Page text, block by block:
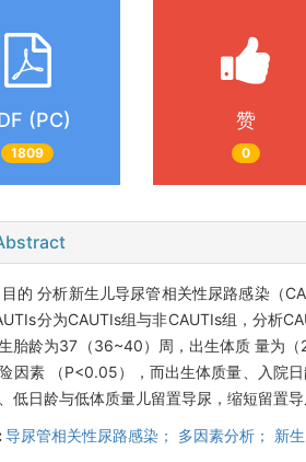
(PC)
1809
赞
0
目的 分析新生儿导尿管相关性尿路感染（
分为CAUTIs组与非CAUTIs组，分析
胎龄为37（36~40）周，出生体质 量为
因素 （P<0.05），而出生体质量、入院
低日龄与低体质量儿留置导尿，缩短留置
导尿管相关性尿路感染； 多因素分析； 新